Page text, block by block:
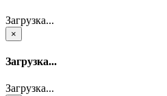
Загрузка...
×
Загрузка...
Загрузка...